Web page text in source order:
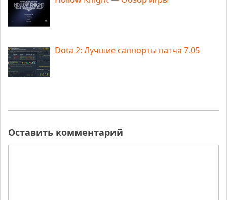
Dota 2: Лучшие саппорты патча 7.05
Оставить комментарий